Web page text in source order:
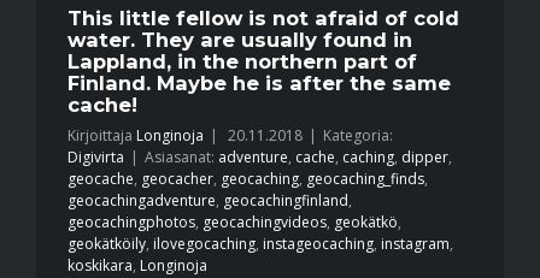
This little fellow is not afraid of cold
water. They are usually found in
Lappland, in the northern part of
Finland. Maybe he is after the same
cache!
Kirjoittaja Longinoja 20.11.2018
Kategoria:
Digivirta
Asiasanat: adventure, cache, caching, dipper,
geocache, geocacher, geocaching, geocaching_finds,
geocachingadventure, geocachingfinland,
geocachingphotos, geocachingvideos, geokätkö,
geokätköily, ilovegocaching, instageocaching, instagram,
koskikara, Longinoja